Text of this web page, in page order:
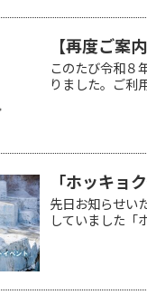
【再度ご案
このたび令和８
りました。ご利
「ホッキョ
先日お知らせい
していました「